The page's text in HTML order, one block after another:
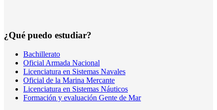
¿Qué puedo estudiar?
Bachillerato
Oficial Armada Nacional
Licenciatura en Sistemas Navales
Oficial de la Marina Mercante
Licenciatura en Sistemas Náuticos
Formación y evaluación Gente de Mar